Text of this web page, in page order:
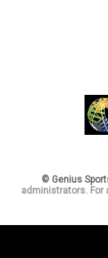
© Genius
administrators. For